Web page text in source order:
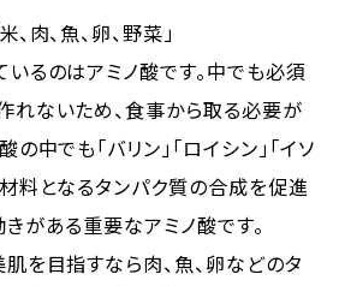
肉、魚、卵、野菜」
るのはアミノ酸です。中でも必須
れないため、食事から取る必要が
中でも「バリン」「ロイシン」「イソ
料となるタンパク質の合成を促進
がある重要なアミノ酸です。
を目指すなら肉、魚、卵などのタ